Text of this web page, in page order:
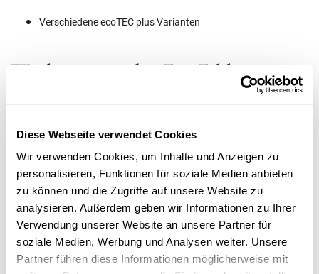
Diese Webseite verwendet Cookies
Wir verwenden Cookies, um Inhalte und Anzeigen zu
personalisieren, Funktionen für soziale Medien anbieten
zu können und die Zugriffe auf unsere Website zu
analysieren. Außerdem geben wir Informationen zu Ihrer
Verwendung unserer Website an unsere Partner für
soziale Medien, Werbung und Analysen weiter. Unsere
Partner führen diese Informationen möglicherweise mit
Verschiedene ecoTEC plus Varianten
Wie kann man den F23 Fehler
nicht, den Fehler selbst zu beheben, um mögliche Folgeschäden am
System zu vermeiden. Ihr Heizungsfachbetrieb oder der Vaillant-
Werkskundendienst sorgt für eine schnelle und nachhaltige
Reparatur.
Wenn Sie in München wohnen, kontaktieren Sie uns von der Hans
Schramm GmbH – als langjähriger Vaillant-Partner verfügen wir
über umfassende Erfahrung und kümmern uns zuverlässig um Ihr
Heizsystem.